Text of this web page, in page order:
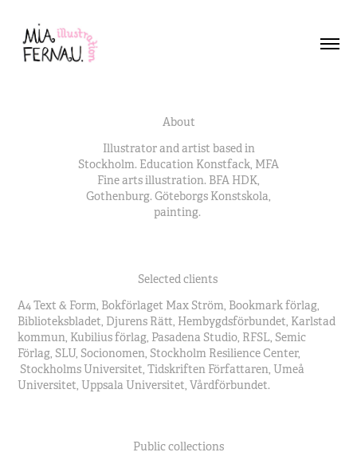
About
Illustrator and artist based in
Stockholm. Education Konstfack, MFA
Fine arts illustration. BFA HDK,
Gothenburg. Göteborgs Konstskola,
painting.
Selected clients
A4 Text & Form, Bokförlaget Max Ström, Bookmark förlag,
Biblioteksbladet, Djurens Rätt, Hembygdsförbundet, Karlstad
kommun, Kubilius förlag, Pasadena Studio, RFSL, Semic
Förlag, SLU, Socionomen, Stockholm Resilience Center,
Stockholms Universitet, Tidskriften Författaren, Umeå
Universitet, Uppsala Universitet, Vårdförbundet.
Public collections